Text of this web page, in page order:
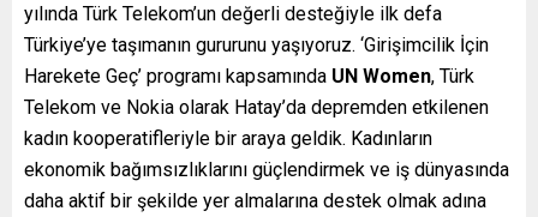
yılında Türk Telekom’un değerli desteğiyle ilk defa
Türkiye’ye taşımanın gururunu yaşıyoruz. ‘Girişimcilik İçin
Harekete Geç’ programı kapsamında UN Women, Türk
Telekom ve Nokia olarak Hatay’da depremden etkilenen
kadın kooperatifleriyle bir araya geldik. Kadınların
ekonomik bağımsızlıklarını güçlendirmek ve iş dünyasında
daha aktif bir şekilde yer almalarına destek olmak adına